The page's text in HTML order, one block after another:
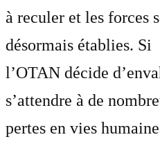
à reculer et les forces
désormais établies. Si
l’OTAN décide
s’attendre à de
pertes en vies